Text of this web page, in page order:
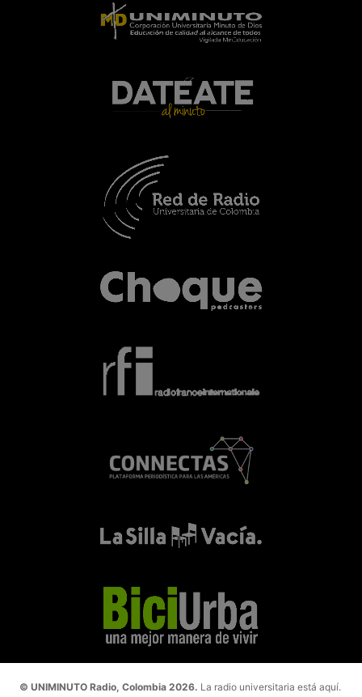
© UNIMINUTO Radio, Colombia 2026. La radio universitaria está aquí.